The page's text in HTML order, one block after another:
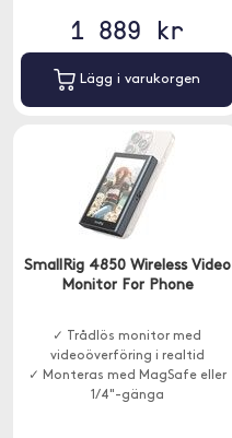
1 889 kr
Lägg i varukorgen
SmallRig 4850 Wireless Video
Monitor For Phone
✓ Trådlös monitor med
videoöverföring i realtid
✓ Monteras med MagSafe eller
1/4"-gänga